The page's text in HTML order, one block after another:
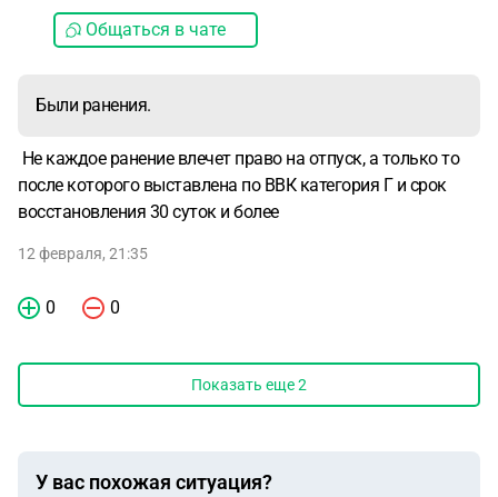
Общаться в чате
Были ранения.
Не каждое ранение влечет право на отпуск, а только то
после которого выставлена по ВВК категория Г и срок
восстановления 30 суток и более
12 февраля, 21:35
0 0
Показать еще2
У вас похожая ситуация?